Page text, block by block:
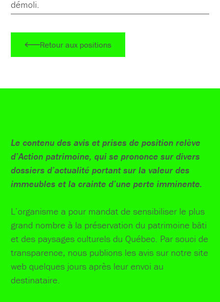
démoli.
Retour aux positions
Le contenu des avis et prises de position relève
d’Action patrimoine, qui se prononce sur divers
dossiers d’actualité portant sur la valeur des
immeubles et la crainte d’une perte imminente.
L’organisme a pour mandat de sensibiliser le plus
grand nombre à la préservation du patrimoine bâti
et des paysages culturels du Québec. Par souci de
transparence, nous publions les avis sur notre site
web quelques jours après leur envoi au
destinataire.